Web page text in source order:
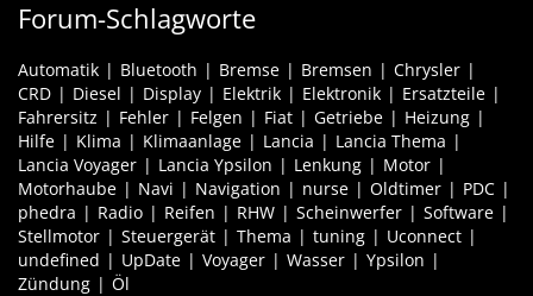
Forum-Schlagworte
Automatik Bluetooth Bremse Bremsen
Chrysler
CRD
Diesel Display Elektrik Elektronik
Ersatzteile
Fahrersitz
Fehler Felgen Fiat Getriebe
Heizung
Hilfe
Klima Klimaanlage Lancia
Lancia Thema
Lancia Voyager
Lancia Ypsilon Lenkung
Motor
Motorhaube
Navi Navigation nurse Oldtimer
PDC
phedra
Radio Reifen RHW Scheinwerfer
Software
Stellmotor
Steuergerät Thema tuning
Uconnect
undefined
UpDate Voyager Wasser
Ypsilon
Zündung
Öl